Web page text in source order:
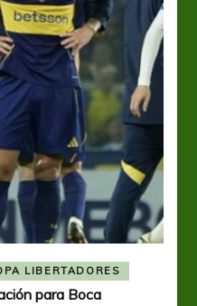
LIBERTADORES
para Boca